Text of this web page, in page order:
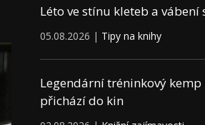
Léto ve stínu kleteb a vábení
05.08.2026 | Tipy na knihy
Legendární tréninkový kemp
přichází do kin